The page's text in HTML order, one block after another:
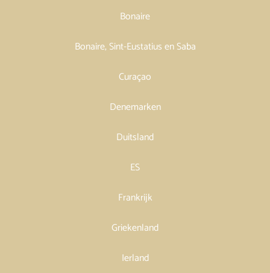
Bonaire
Bonaire, Sint-Eustatius en Saba
Curaçao
Denemarken
Duitsland
ES
Frankrijk
Griekenland
Ierland